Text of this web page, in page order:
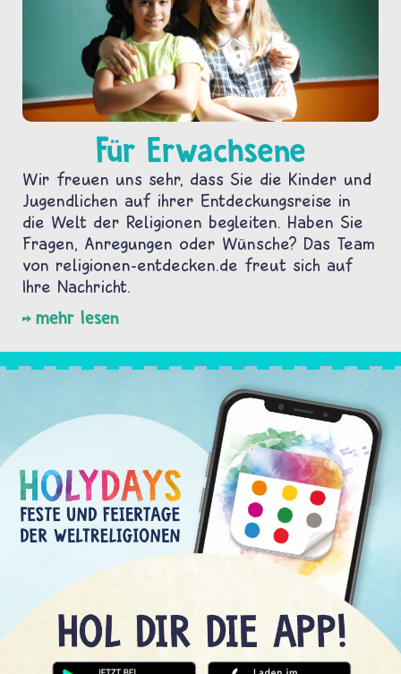
Für Erwachsene
Wir freuen uns sehr, dass Sie die Kinder und
Jugendlichen auf ihrer Entdeckungsreise in
die Welt der Religionen begleiten. Haben Sie
Fragen, Anregungen oder Wünsche? Das Team
von religionen-entdecken.de freut sich auf
Ihre Nachricht.
mehr lesen